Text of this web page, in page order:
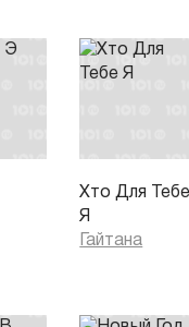
Хто Для
Я
Гайтана